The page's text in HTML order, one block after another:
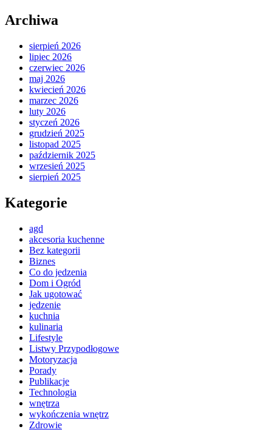
Archiwa
sierpień 2026
lipiec 2026
czerwiec 2026
maj 2026
kwiecień 2026
marzec 2026
luty 2026
styczeń 2026
grudzień 2025
listopad 2025
październik 2025
wrzesień 2025
sierpień 2025
Kategorie
agd
akcesoria kuchenne
Bez kategorii
Biznes
Co do jedzenia
Dom i Ogród
Jak ugotować
jedzenie
kuchnia
kulinaria
Lifestyle
Listwy Przypodłogowe
Motoryzacja
Porady
Publikacje
Technologia
wnętrza
wykończenia wnętrz
Zdrowie